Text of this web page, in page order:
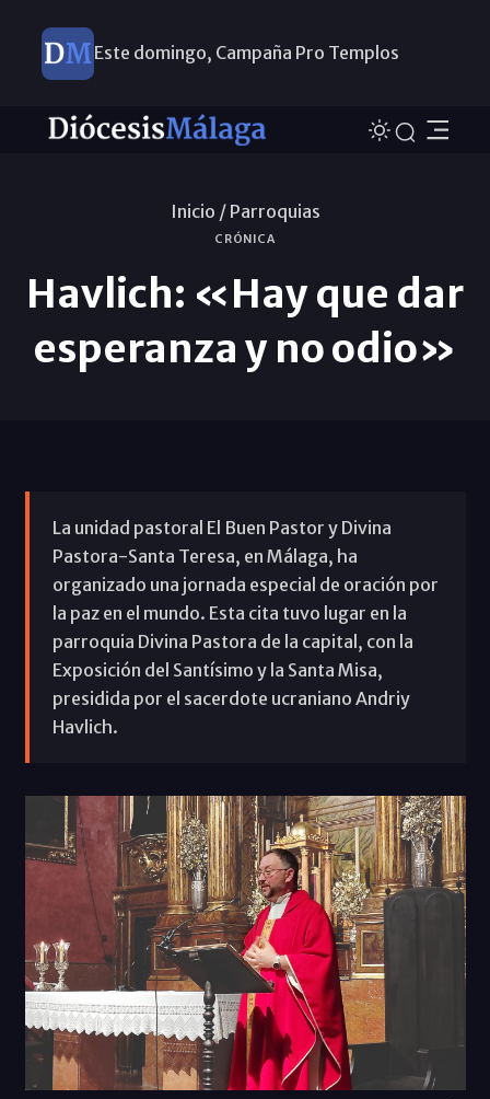
Este domingo, Campaña Pro Templos
Inicio / Parroquias
CRÓNICA
Havlich: «Hay que dar
esperanza y no odio»
La unidad pastoral El Buen Pastor y Divina
Pastora-Santa Teresa, en Málaga, ha
organizado una jornada especial de oración por
la paz en el mundo. Esta cita tuvo lugar en la
parroquia Divina Pastora de la capital, con la
Exposición del Santísimo y la Santa Misa,
presidida por el sacerdote ucraniano Andriy
Havlich.